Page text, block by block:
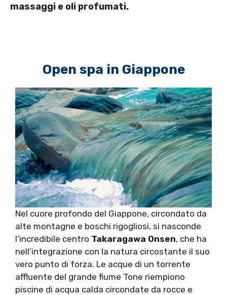
massaggi e oli profumati.
Open spa in Giappone
Nel cuore profondo del Giappone, circondato da
alte montagne e boschi rigogliosi, si nasconde
l’incredibile centro Takaragawa Onsen, che ha
nell’integrazione con la natura circostante il suo
vero punto di forza. Le acque di un torrente
affluente del grande fiume Tone riempiono
piscine di acqua calda circondate da rocce e